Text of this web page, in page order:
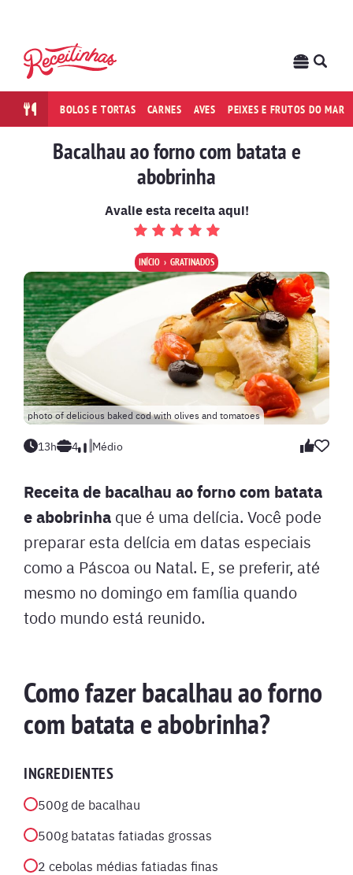
BOLOS E TORTAS CARNES AVES PEIXES E FRUTOS DO MAR
Bacalhau ao forno com batata e
abobrinha
Avalie esta receita aqui!
INÍCIO GRATINADOS
photo of delicious baked cod with olives and tomatoes
13h 4 Médio
Receita de bacalhau ao forno com batata
e abobrinha que é uma delícia. Você pode
preparar esta delícia em datas especiais
como a Páscoa ou Natal. E, se preferir, até
mesmo no domingo em família quando
todo mundo está reunido.
Como fazer bacalhau ao forno
com batata e abobrinha?
INGREDIENTES
500g de bacalhau
500g batatas fatiadas grossas
2 cebolas médias fatiadas finas